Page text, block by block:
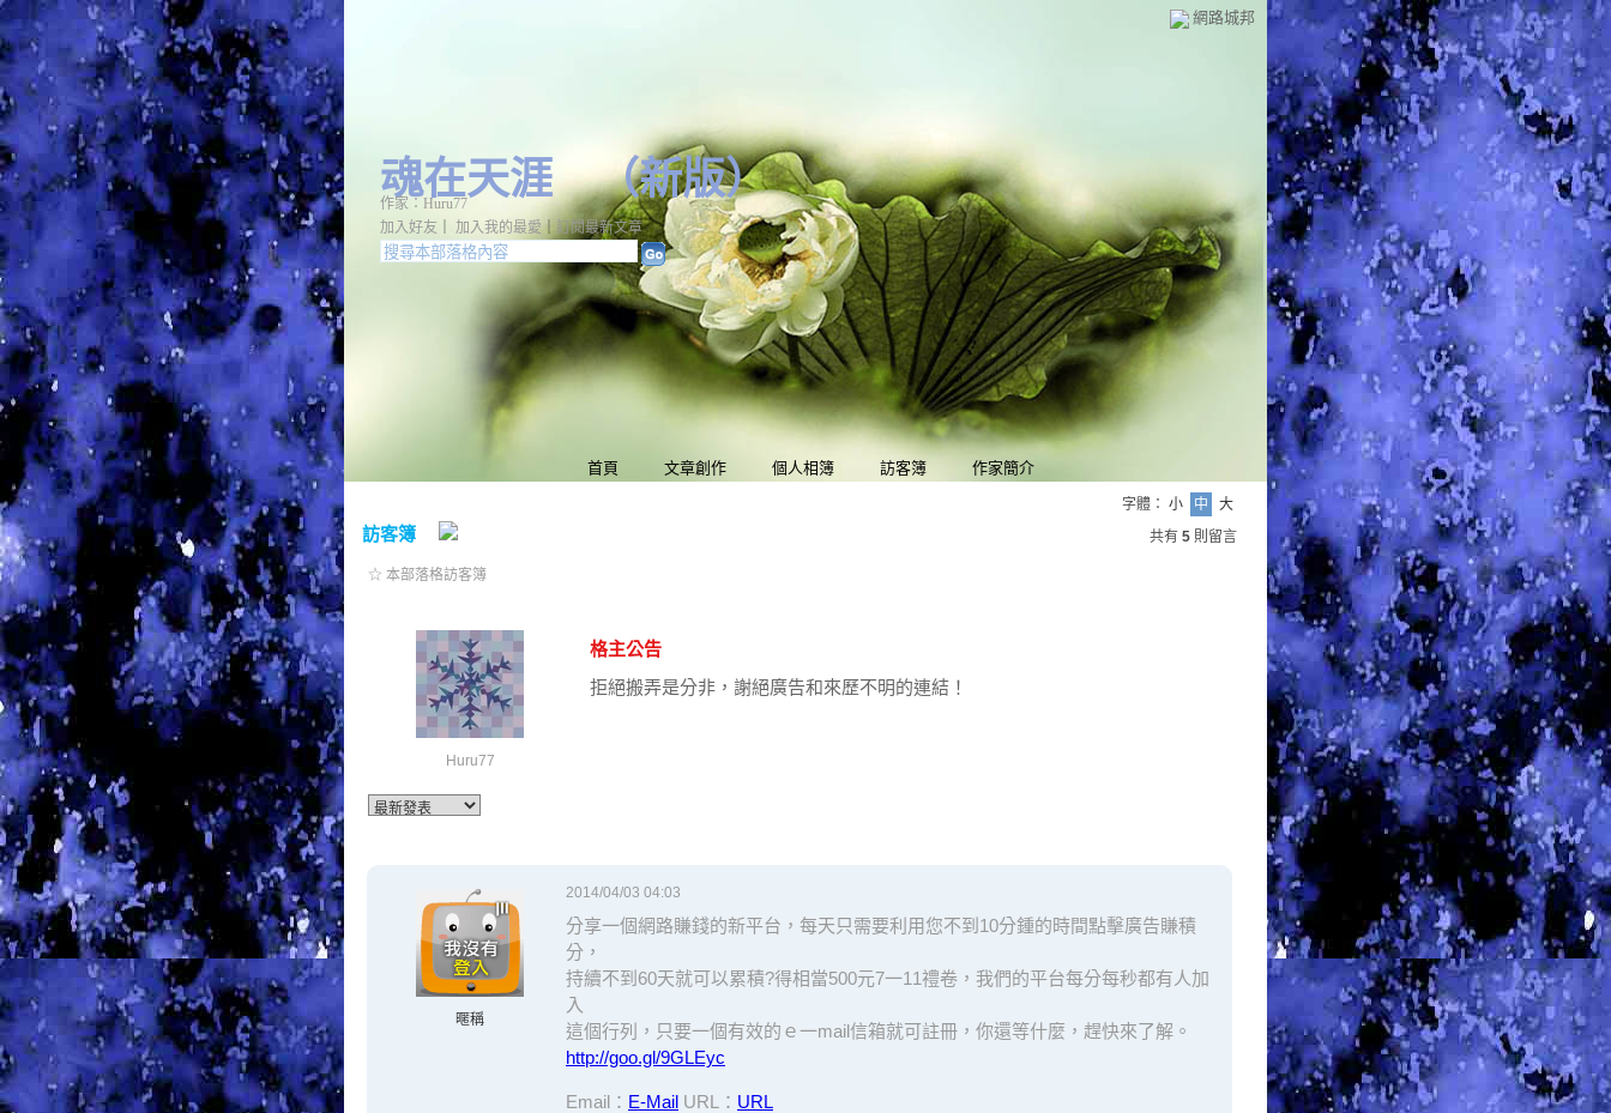
網路城邦
魂在天涯（新版）
首頁 文章創作 個人相簿 訪客簿 作家簡介
加入好友 加入我的最愛｜ 訂閱最新文章
作家：Huru77
字體： 小 中 大
訪客簿 共有 5 則留言
☆ 本部落格訪客簿
Huru77
格主公告
拒絕搬弄是分非，謝絕廣告和來歷不明的連結！
暱稱
2014/04/03 04:03
分享一個網路賺錢的新平台，每天只需要利用您不到10分鍾的時間點擊廣告賺積
分，
持續不到60天就可以累積?得相當500元7一11禮卷，我們的平台每分每秒都有人加
入
這個行列，只要一個有效的ｅ一mail信箱就可註冊，你還等什麼，趕快來了解。
http://goo.gl/9GLEyc
Email： E-Mail URL： URL